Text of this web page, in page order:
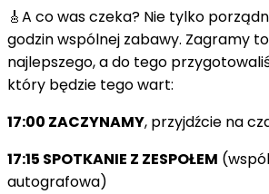
🎸A co was czeka? Nie tylko
godzin wspólnej zabawy. Zagramy
najlepszego, a do tego
który będzie tego wart:
17:00 ZACZYNAMY, przyjdźcie na
17:15 SPOTKANIE Z ZESPOŁEM
autografowa)